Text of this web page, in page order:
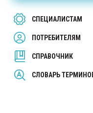
СПЕЦИАЛИСТАМ
ПОТРЕБИТЕЛЯМ
СПРАВОЧНИК
СЛОВАРЬ